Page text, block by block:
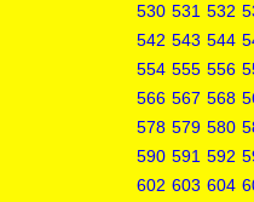
530 531 532
542 543 544
554 555 556
566 567 568
578 579 580
590 591 592
602 603 604